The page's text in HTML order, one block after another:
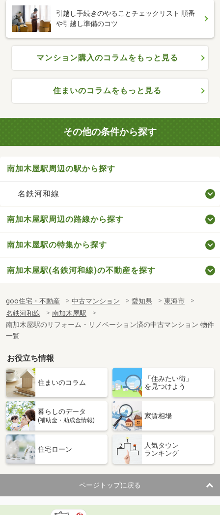
引越し手続きのやることチェックリスト 順番
や引越し準備のコツ
マンション購入のコラムをもっと見る
住まいのコラムをもっと見る
その他の条件から探す
南加木屋駅周辺の駅から探す
名鉄河和線
南加木屋駅周辺の路線から探す
南加木屋駅の特集から探す
南加木屋駅(名鉄河和線)の不動産を探す
goo住宅・不動産 中古マンション 愛知県
東海市
名鉄河和線
南加木屋駅
南加木屋駅のリフォーム・リノベーション済の中古マンション 物件
一覧
お役立ち情報
住まいのコラム
「住みたい街」
を見つけよう
暮らしのデータ
(補助金・助成金情報)
家賃相場
住宅ローン
人気タウン
ランキング
ページトップに戻る